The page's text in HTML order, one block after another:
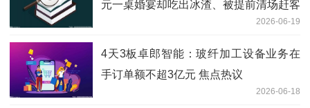
元一桌婚宴却吃出冰渣、被提前清场赶客
酒店一句抱歉 难抚平新人终身遗憾2026-06-19
4天3板卓郎智能：玻纤加工设备业务在
手订单额不超3亿元 焦点热议
2026-06-18